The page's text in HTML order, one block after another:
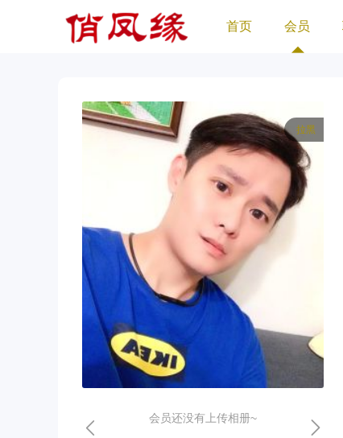
首页 会员
拉黑
会员还没有上传相册~